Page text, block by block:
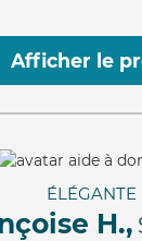
Afficher le
ÉLÉGANTE
H.,